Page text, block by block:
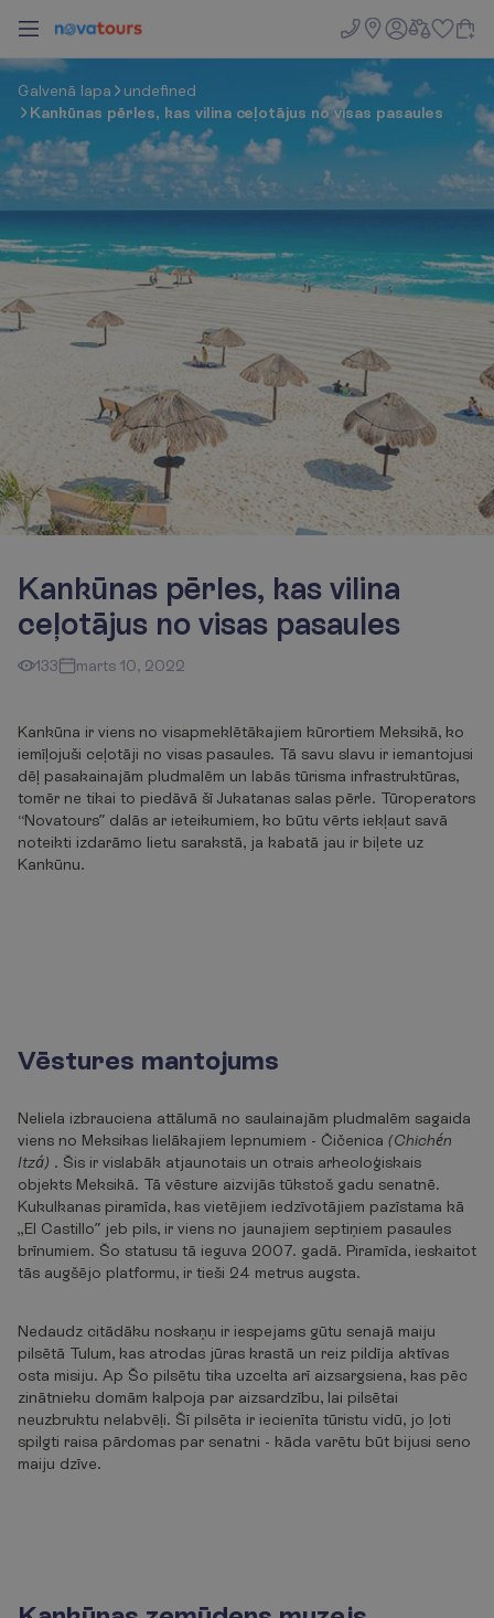
Galvenā lapa
undefined
Kankūnas pērles, kas vilina ceļotājus no visas pasaules
Kankūnas pērles, kas vilina
ceļotājus no visas pasaules
133 marts 10, 2022
Kankūna ir viens no visapmeklētākajiem kūrortiem Meksikā, ko
iemīļojuši ceļotāji no visas pasaules. Tā savu slavu ir iemantojusi
dēļ pasakainajām pludmalēm un labās tūrisma infrastruktūras,
tomēr ne tikai to piedāvā šī Jukatanas salas pērle. Tūroperators
“Novatours” dalās ar ieteikumiem, ko būtu vērts iekļaut savā
noteikti izdarāmo lietu sarakstā, ja kabatā jau ir biļete uz
Kankūnu.
Vēstures mantojums
Neliela izbrauciena attālumā no saulainajām pludmalēm sagaida
viens no Meksikas lielākajiem lepnumiem - Čičenica (Chichén
Itzá) . Šis ir vislabāk atjaunotais un otrais arheoloģiskais
objekts Meksikā. Tā vēsture aizvijās tūkstoš gadu senatnē.
Kukulkanas piramīda, kas vietējiem iedzīvotājiem pazīstama kā
„El Castillo” jeb pils, ir viens no jaunajiem septiņiem pasaules
brīnumiem. Šo statusu tā ieguva 2007. gadā. Piramīda, ieskaitot
tās augšējo platformu, ir tieši 24 metrus augsta.
Nedaudz citādāku noskaņu ir iespejams gūtu senajā maiju
pilsētā Tulum, kas atrodas jūras krastā un reiz pildīja aktīvas
osta misiju. Ap Šo pilsētu tika uzcelta arī aizsargsiena, kas pēc
zinātnieku domām kalpoja par aizsardzību, lai pilsētai
neuzbruktu nelabvēļi. Šī pilsēta ir iecienīta tūristu vidū, jo ļoti
spilgti raisa pārdomas par senatni - kāda varētu būt bijusi seno
maiju dzīve.